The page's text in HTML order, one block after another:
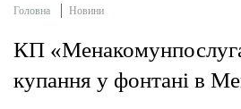
Головна Новини
КП
купання у фонтані в